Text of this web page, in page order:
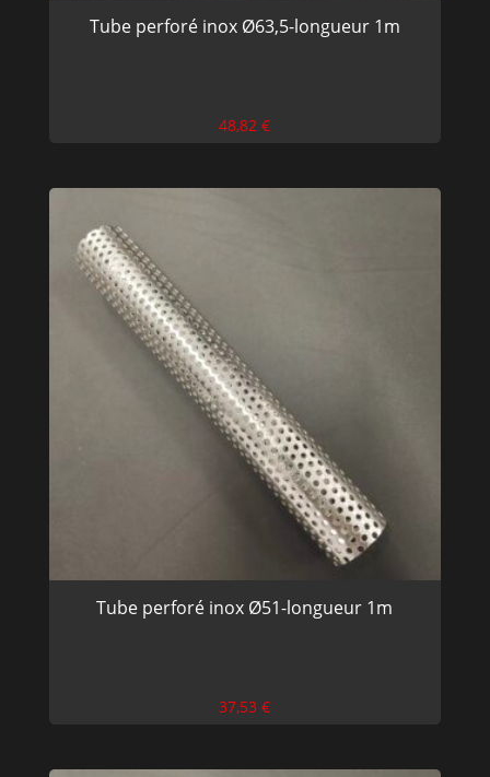
Tube perforé inox Ø63,5-longueur 1m
48,82€
Tube perforé inox Ø51-longueur 1m
37,53€